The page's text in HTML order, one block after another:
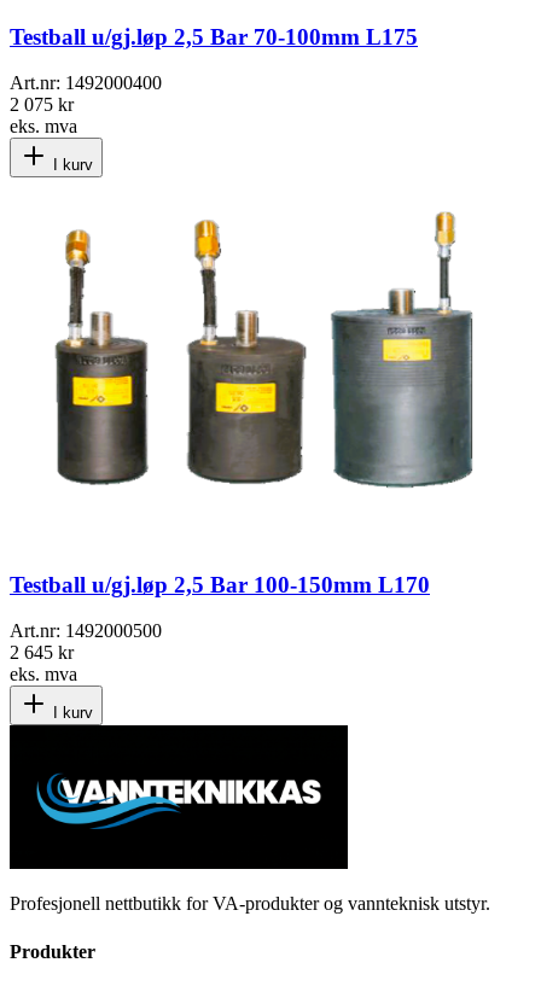
Testball u/gj.løp 2,5 Bar 70-100mm L175
Art.nr: 1492000400
2 075 kr
eks. mva
I kurv
Testball u/gj.løp 2,5 Bar 100-150mm L170
Art.nr: 1492000500
2 645 kr
eks. mva
I kurv
Profesjonell nettbutikk for VA-produkter og vannteknisk utstyr.
Produkter